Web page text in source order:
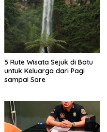
5 Rute Wisata Sejuk di Batu
untuk Keluarga dari Pagi
sampai Sore